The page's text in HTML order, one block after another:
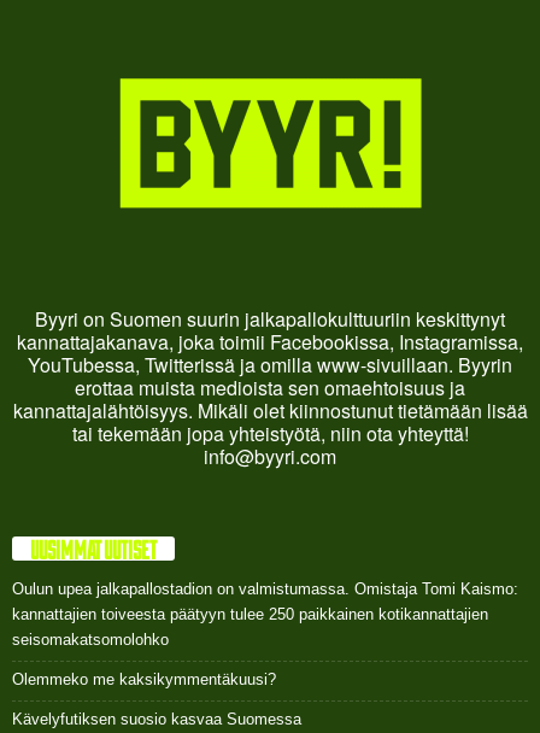
Byyri on Suomen suurin jalkapallokulttuuriin keskittynyt
kannattajakanava, joka toimii Facebookissa, Instagramissa,
YouTubessa, Twitterissä ja omilla www-sivuillaan. Byyrin
erottaa muista medioista sen omaehtoisuus ja
kannattajalähtöisyys. Mikäli olet kiinnostunut tietämään lisää
tai tekemään jopa yhteistyötä, niin ota yhteyttä!
info@byyri.com
UUSIMMAT UUTISET
Oulun upea jalkapallostadion on valmistumassa. Omistaja Tomi Kaismo:
kannattajien toiveesta päätyyn tulee 250 paikkainen kotikannattajien
seisomakatsomolohko
Olemmeko me kaksikymmentäkuusi?
Kävelyfutiksen suosio kasvaa Suomessa